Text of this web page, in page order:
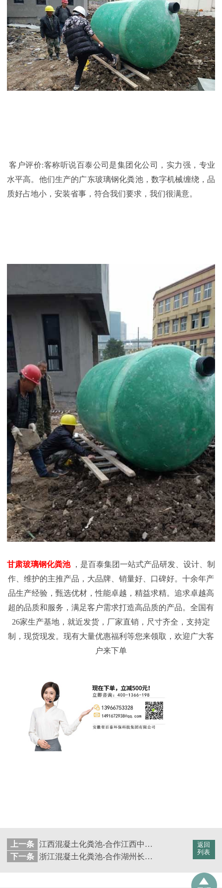
客户评价:客称听说百泰公司是集团化公司，实力强，专业
水平高。他们生产的广东玻璃钢化粪池，数字机械缠绕，品
质好占地小，安装省事，符合我们要求，我们很满意。
甘肃玻璃钢化粪池
，是百泰集团一站式产品研发、设计、制
作、维护的主推产品，大品牌、销量好、口碑好。十余年产
品生产经验，甄选优材，性能卓越，精益求精。追求卓越高
超的品质和服务，满足客户需求打造高品质的产品。全国有
26家生产基地，就近发货，厂家直销，尺寸齐全，支持定
制，现货现发。现有大量优惠福利等您来领取，欢迎广大客
户来下单
返回
列表
上一条
江西混凝土化粪池-合作江西中铁建设集团【百泰集团】
下一条
浙江混凝土化粪池-合作湖州长兴林城镇九村联建标准厂房【百泰集团】